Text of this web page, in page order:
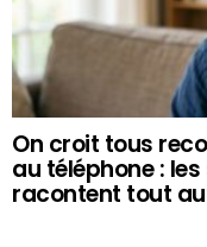
On croit tous
au téléphone :
racontent tout